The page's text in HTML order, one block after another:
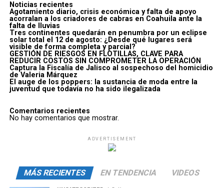
Noticias recientes
Agotamiento diario, crisis económica y falta de apoyo
acorralan a los criadores de cabras en Coahuila ante la
falta de lluvias
Tres continentes quedarán en penumbra por un eclipse
solar total el 12 de agosto: ¿Desde qué lugares será
visible de forma completa y parcial?
GESTIÓN DE RIESGOS EN FLOTILLAS, CLAVE PARA
REDUCIR COSTOS SIN COMPROMETER LA OPERACIÓN
Captura la Fiscalía de Jalisco al sospechoso del homicidio
de Valeria Márquez
El auge de los poppers: la sustancia de moda entre la
juventud que todavía no ha sido ilegalizada
Comentarios recientes
No hay comentarios que mostrar.
ADVERTISEMENT
MÁS RECIENTES EN TENDENCIA VIDEOS